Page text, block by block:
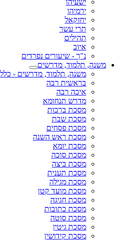
ישעיהו
ירמיהו
יחזקאל
תרי עשר
תהילים
איוב
נ"ך - שיעורים נפרדים
משנה, תלמוד, מדרשים
משנה, תלמוד, מדרשים -
בראשית רבה
איכה רבה
מדרש תנחומא
מסכת ברכות
מסכת שבת
מסכת פסחים
מסכת ראש השנה
מסכת יומא
מסכת סוכה
מסכת ביצה
מסכת תענית
מסכת מגילה
מסכת מועד קטן
מסכת חגיגה
מסכת כתובות
מסכת סוטה
מסכת גיטין
מסכת קידושין